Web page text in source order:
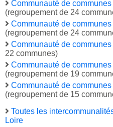
Communauté de
(regroupement de 24
Communauté de
(regroupement de 24
Communauté de
22 communes)
Communauté de
(regroupement de 19
Communauté de
(regroupement de 15
Toutes les
Loire